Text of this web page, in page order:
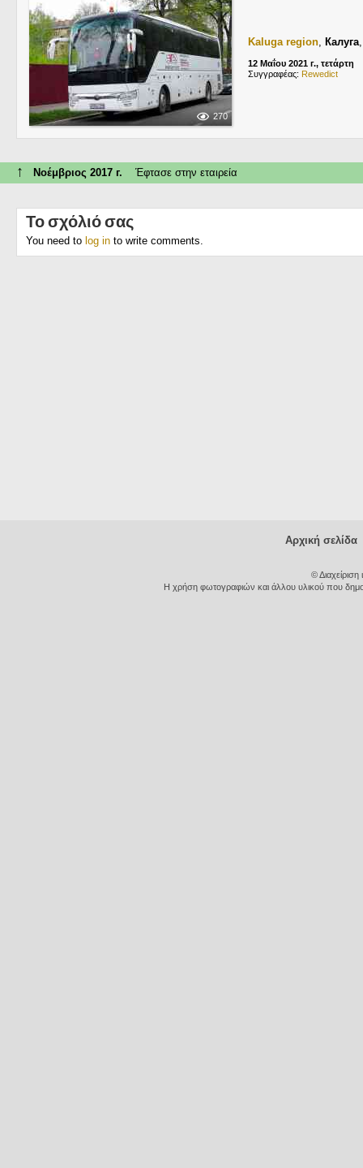
270
Kaluga region, Калуга
12 Μαΐου 2021 г., τετάρτη
Συγγραφέας: Rewedict
↑ Νοέμβριος 2017 г. Έφτασε στην εταιρεία
Το σχόλιό σας
You need to log in to write comments.
Αρχική σελίδα
©
Η χρήση φωτογραφιών και άλλου υλικού που